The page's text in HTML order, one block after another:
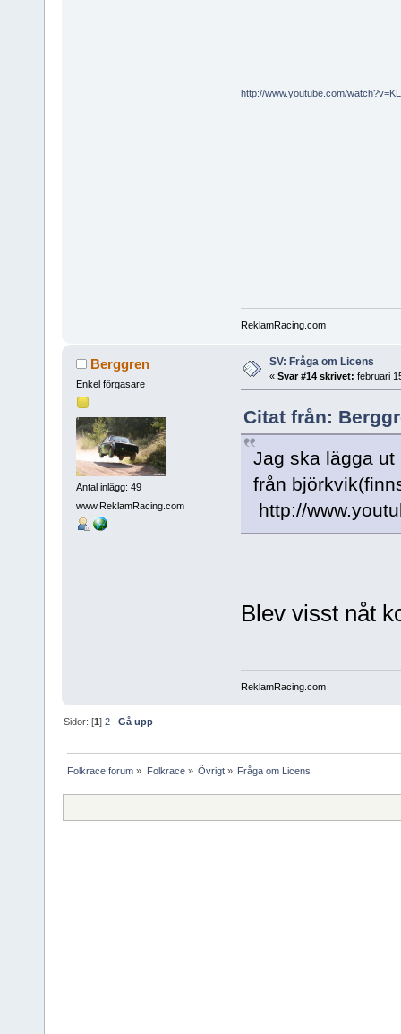
http://www.youtube.com/
ReklamRacing.com
Berggren
Enkel förgasare
Antal inlägg: 49
www.ReklamRacing.com
SV: Fråga om Licens
« Svar #14 skrivet: februari
Citat från:
Jag ska lägga ut
från
http://
Blev visst nåt
ReklamRacing.com
Sidor: [1]2 Gå upp
Folkrace forum » Folkrace» Övrigt» Fråga om Licens